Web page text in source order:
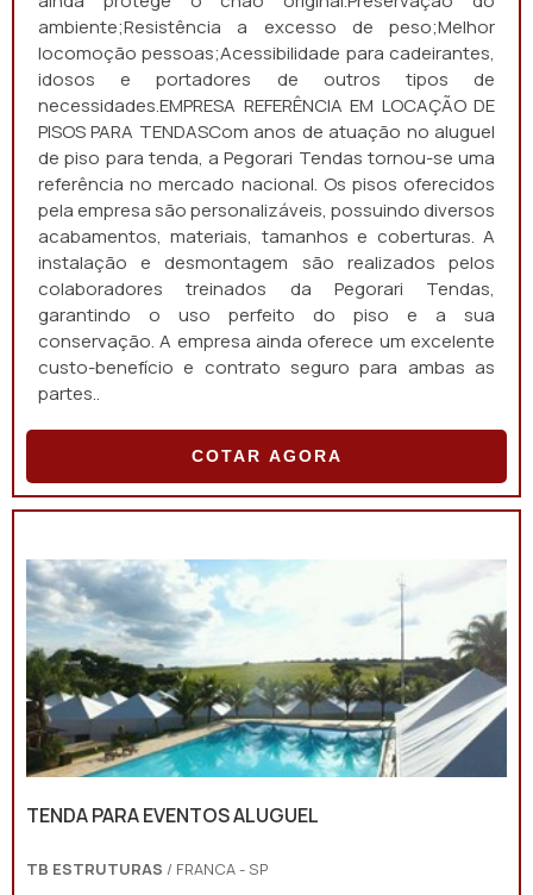
ambiente;Resistência a excesso de peso;Melhor
locomoção pessoas;Acessibilidade para cadeirantes,
idosos e portadores de outros tipos de
necessidades.EMPRESA REFERÊNCIA EM LOCAÇÃO DE
PISOS PARA TENDASCom anos de atuação no aluguel
de piso para tenda, a Pegorari Tendas tornou-se uma
referência no mercado nacional. Os pisos oferecidos
pela empresa são personalizáveis, possuindo diversos
acabamentos, materiais, tamanhos e coberturas. A
instalação e desmontagem são realizados pelos
colaboradores treinados da Pegorari Tendas,
garantindo o uso perfeito do piso e a sua
conservação. A empresa ainda oferece um excelente
custo-benefício e contrato seguro para ambas as
partes..
COTAR AGORA
TENDA PARA EVENTOS ALUGUEL
TB ESTRUTURAS / FRANCA - SP